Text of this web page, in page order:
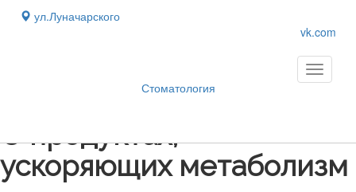
ул.Луначарского
vk.com
Стоматология
Toggle
О продуктах,
ускоряющих метаболизм